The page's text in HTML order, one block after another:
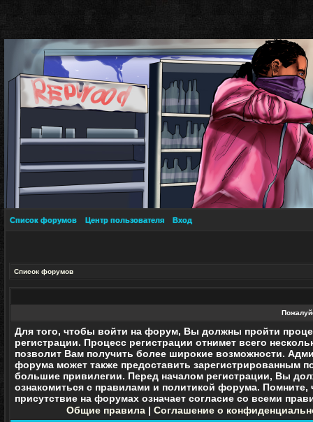
Список форумов Центр пользователя Вход
Список форумов
Для того, чтобы войти на форум, Вы должны пройти
регистрации. Процесс регистрации отнимет всего
позволит Вам получить более широкие возможности.
форума может также предоставить зарегистрированным
большие привилегии. Перед началом регистрации, Вы
ознакомиться с правилами и политикой форума. Помните,
присутствие на форумах означает согласие со всеми
Общие правила| Соглашение о